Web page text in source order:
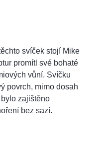
svíček stojí Mike
promítl své bohaté
vůní. Svíčku
povrch, mimo dosah
zajištěno
bez sazí.